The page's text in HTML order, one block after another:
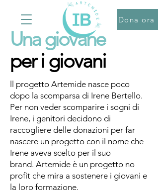
Dona ora
Una giovane
per i giovani
ll progetto Artemide nasce poco
dopo la scomparsa di Irene Bertello.
Per non veder scomparire i sogni di
Irene, i genitori decidono di
raccogliere delle donazioni per far
nascere un progetto con il nome che
Irene aveva scelto per il suo
brand. Artemide è un progetto no
profit che mira a sostenere i giovani e
la loro formazione.